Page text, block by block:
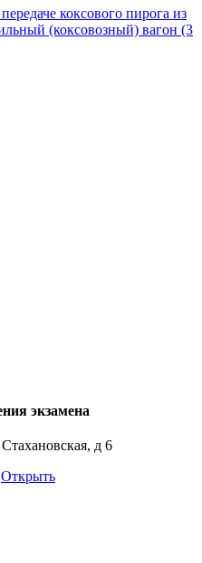
коксового пирога из
(коксовозный) вагон (3
экзамена
д 6
Открыть